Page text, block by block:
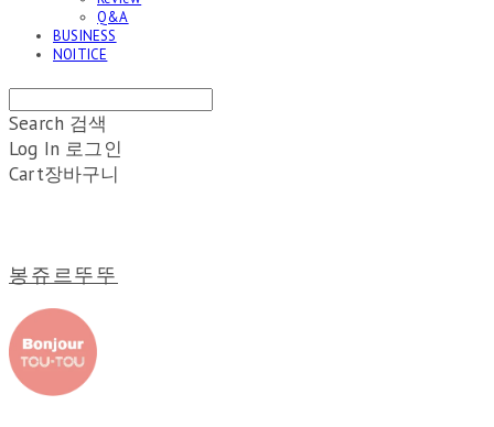
Q&A
BUSINESS
NOITICE
Search 검색
Log In 로그인
Cart장바구니
봉쥬르뚜뚜